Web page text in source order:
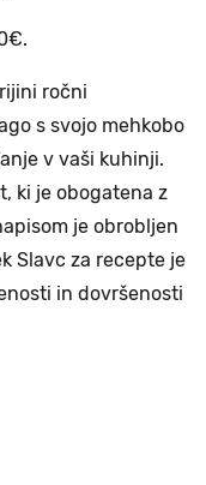
ročni
s svojo mehkobo
v vaši kuhinji.
ki je obogatena z
je obrobljen
Slavc za recepte je
in dovršenosti